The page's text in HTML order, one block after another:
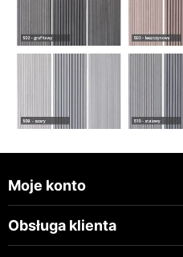
Moje konto
Obsługa klienta